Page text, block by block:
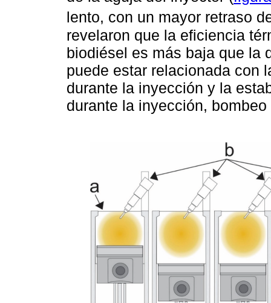
lento, con un mayor retraso
revelaron que la eficiencia
biodiésel es más baja que la
puede estar relacionada con
durante la inyección y la
durante la inyección,